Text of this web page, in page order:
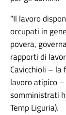
“Il lavoro
occupati in
povera,
rapporti di
Cavicchioli –
lavoro atipico
somministrati
Temp Liguria).